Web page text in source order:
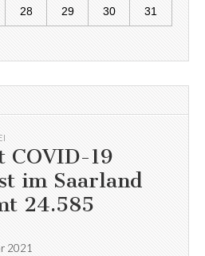
28 29 30
31
COVID-19
im Saarland
24.585
2021